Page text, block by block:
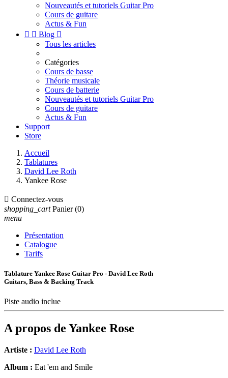
Nouveautés et tutoriels Guitar Pro
Cours de guitare
Actus & Fun
  Blog 
Tous les articles
Catégories
Cours de basse
Théorie musicale
Cours de batterie
Nouveautés et tutoriels Guitar Pro
Cours de guitare
Actus & Fun
Support
Store
Accueil
Tablatures
David Lee Roth
Yankee Rose
 Connectez-vous
shopping_cart Panier (0)
menu
Présentation
Catalogue
Tarifs
Tablature Yankee Rose Guitar Pro - David Lee Roth
Guitars, Bass & Backing Track
Piste audio inclue
A propos de Yankee Rose
Artiste : David Lee Roth
Album : Eat 'em and Smile